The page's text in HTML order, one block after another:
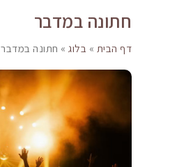
חתונה במדבר
דף הבית » בלוג» חתונה במדבר